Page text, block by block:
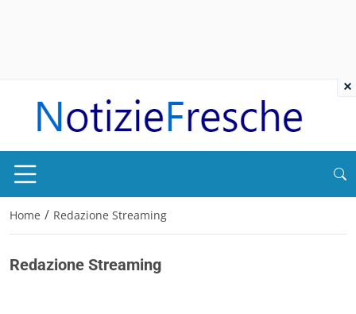
Home / Redazione Streaming
Redazione Streaming
×